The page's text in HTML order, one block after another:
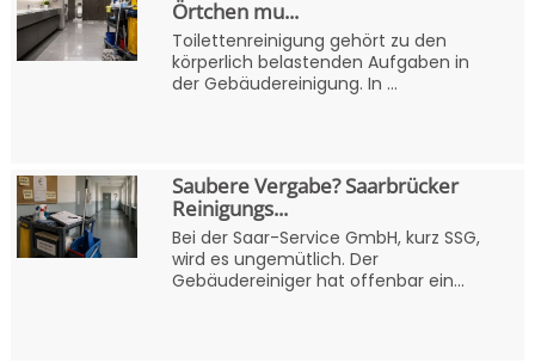
Örtchen mu...
Toilettenreinigung gehört zu den
körperlich belastenden Aufgaben in
der Gebäudereinigung. In ...
Saubere Vergabe? Saarbrücker
Reinigungs...
Bei der Saar-Service GmbH, kurz SSG,
wird es ungemütlich. Der
Gebäudereiniger hat offenbar ein...